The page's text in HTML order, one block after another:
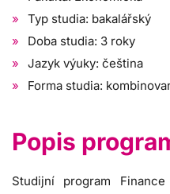
Typ studia: bakalářský
Doba studia: 3 roky
Jazyk výuky: čeština
Forma studia:
Popis
Studijní program